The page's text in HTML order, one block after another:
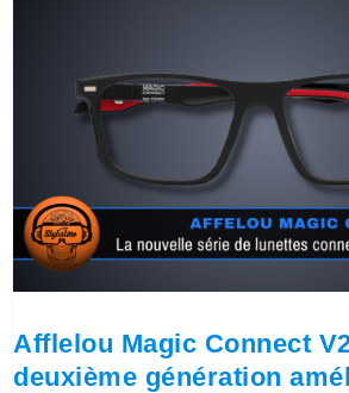
Afflelou Magic Connect
deuxième génération